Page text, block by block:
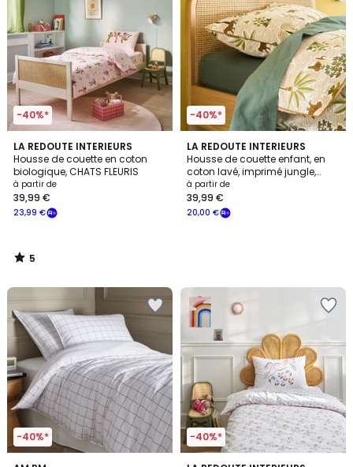
-40%*
LA REDOUTE INTERIEURS
Housse de couette en coton
biologique, CHATS FLEURIS
à partir de
23,99 €
39,99 €
5
/
5
5
/
-40%*
LA REDOUTE INTERIEURS
Housse de couette enfant, en
coton lavé, imprimé jungle,
WILA
à partir de
20,00 €
39,99 €
-40%* -40%*